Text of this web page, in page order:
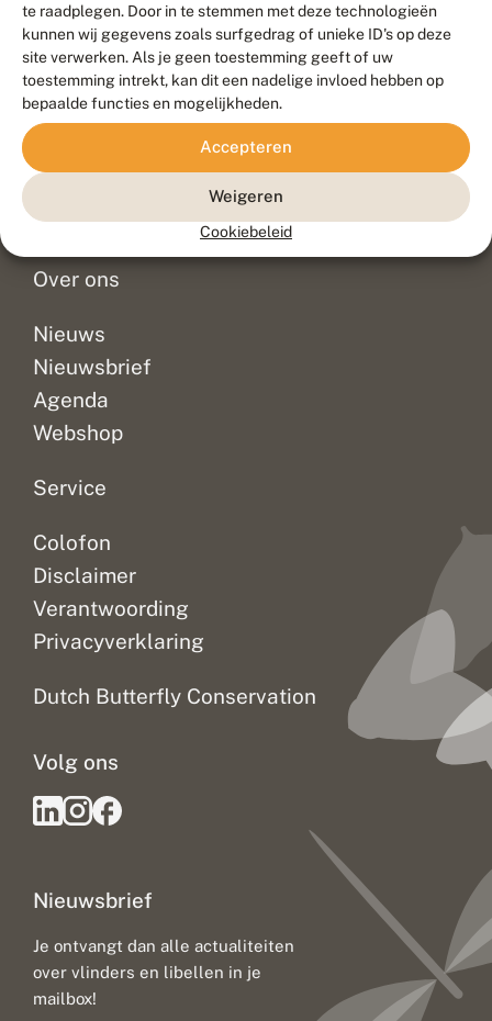
te raadplegen. Door in te stemmen met deze technologieën
kunnen wij gegevens zoals surfgedrag of unieke ID's op deze
site verwerken. Als je geen toestemming geeft of uw
toestemming intrekt, kan dit een nadelige invloed hebben op
bepaalde functies en mogelijkheden.
Accepteren
Weigeren
Cookiebeleid
Contact
Veelgestelde vragen
Doneer
Over ons
Nieuws
Nieuwsbrief
Agenda
Webshop
Service
Colofon
Disclaimer
Verantwoording
Privacyverklaring
Dutch Butterfly Conservation
Nieuwsbrief
Je ontvangt dan alle actualiteiten
over vlinders en libellen in je
mailbox!
Volg ons
Meld waarnemingen© 2026 Vlinderstichting
Duurzaam ontwikkeld door
Go2People
, ontworpen door
Blue Field Agency
Privacy
Disclaimer
Sitemap